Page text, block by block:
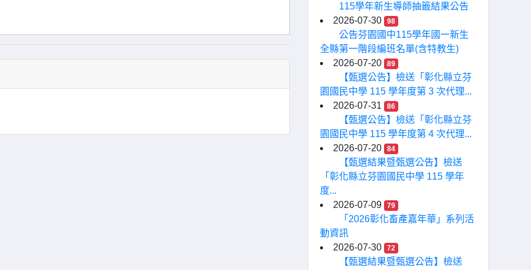
115學年新生導師抽籤結果公告
2026-07-30
98
公告芬園國中115學年國一新生
全縣第一階段編班名單(含特教生)
2026-07-20
89
【甄選公告】檢送「彰化縣立芬
園國民中學 115 學年度第 3 次代理...
2026-07-31
86
【甄選公告】檢送「彰化縣立芬
園國民中學 115 學年度第 4 次代理...
2026-07-20
84
【甄選結果暨甄選公告】檢送
「彰化縣立芬園國民中學 115 學年
度...
2026-07-09
79
「2026彰化畜產嘉年華」系列活
動資訊
2026-07-30
72
【甄選結果暨甄選公告】檢送